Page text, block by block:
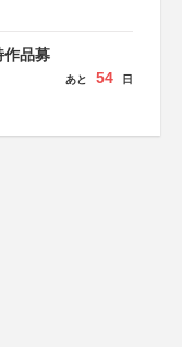
作品募
あと 54 日